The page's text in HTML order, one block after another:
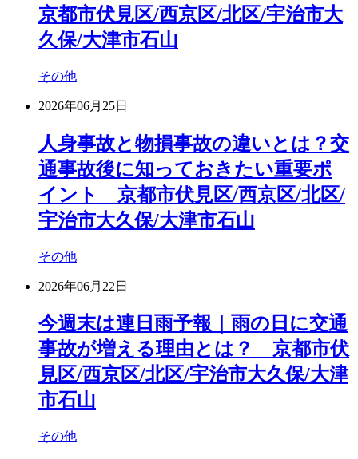
京都市伏見区/西京区/北区/宇治市大
久保/大津市石山
その他
2026年06月25日
人身事故と物損事故の違いとは？交
通事故後に知っておきたい重要ポ
イント 京都市伏見区/西京区/北区/
宇治市大久保/大津市石山
その他
2026年06月22日
今週末は連日雨予報｜雨の日に交通
事故が増える理由とは？ 京都市伏
見区/西京区/北区/宇治市大久保/大津
市石山
その他